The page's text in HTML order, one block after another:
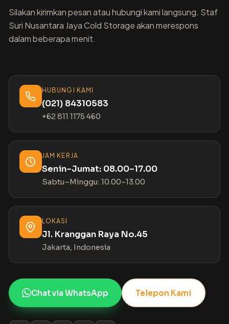
Silakan kirimkan pesan atau hubungi kami langsung. Staf
Suri Nusantara Jaya Cold Storage akan merespons
dalam beberapa menit.
HUBUNGI KAMI
(021) 84310583
+62 811 1175 460
JAM KERJA
Senin–Jumat: 08.00–17.00
Sabtu–Minggu: 10.00–13.00
LOKASI
Jl. Kranggan Raya No.45
Jakarta, Indonesia
Chat via WhatsApp Telepon Kami